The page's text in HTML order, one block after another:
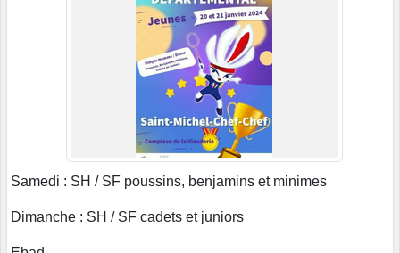
Samedi : SH / SF poussins, benjamins et minimes
Dimanche : SH / SF cadets et juniors